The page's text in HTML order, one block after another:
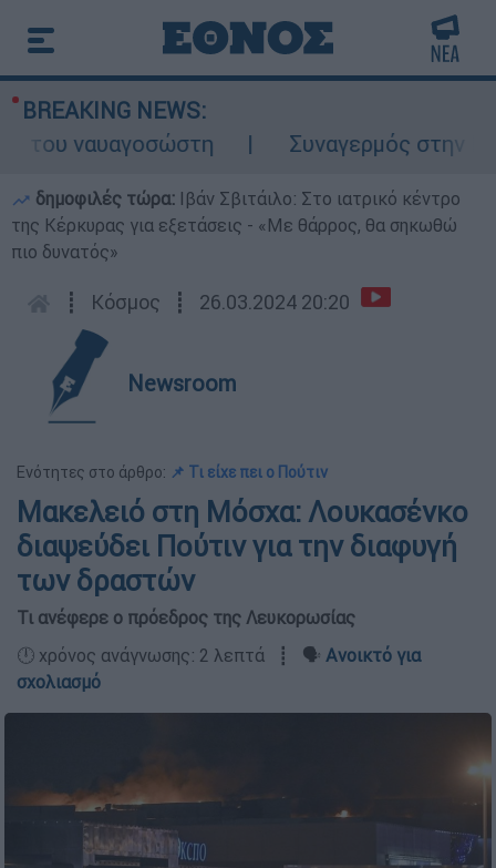
BREAKING NEWS:
ναυαγοσώστη
Συναγερμός στην
δημοφιλές τώρα: Ιβάν Σβιτάιλο: Στο ιατρικό κέντρο
της Κέρκυρας για εξετάσεις - «Με θάρρος, θα σηκωθώ
πιο δυνατός»
┋ Κόσμος ┋ 26.03.2024 20:20
Newsroom
Ενότητες στο άρθρο: 📌 Τι είχε πει ο Πούτιν
Μακελειό στη Μόσχα: Λουκασένκο
διαψεύδει Πούτιν για την διαφυγή
των δραστών
Τι ανέφερε ο πρόεδρος της Λευκορωσίας
🕛 χρόνος ανάγνωσης: 2 λεπτά ┋ 🗣️ Ανοικτό για
σχολιασμό